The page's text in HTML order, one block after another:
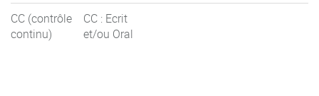
CC (contrôle
continu)
CC : Ecrit
et/ou Oral